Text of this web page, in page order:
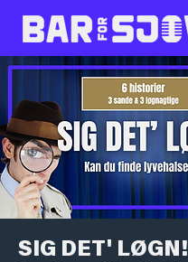
SIG DET' LØGN!